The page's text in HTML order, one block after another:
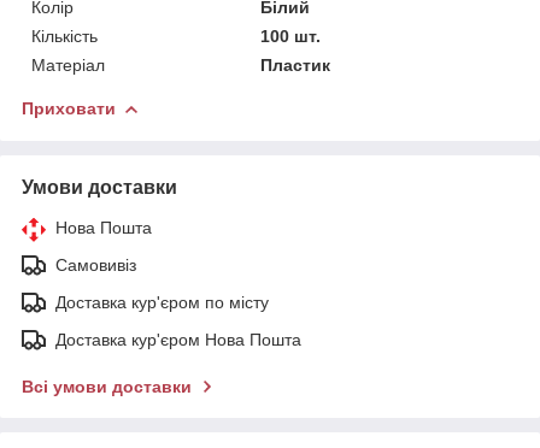
Колір
Білий
Кількість
100 шт.
Матеріал
Пластик
Приховати
Умови доставки
Нова Пошта
Самовивіз
Доставка кур'єром по місту
Доставка кур'єром Нова Пошта
Всі умови доставки